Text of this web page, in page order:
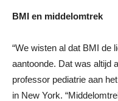
BMI en middelomtrek
“We wisten al dat BMI de
aantoonde. Dat was altijd
professor pediatrie aan
in New York.